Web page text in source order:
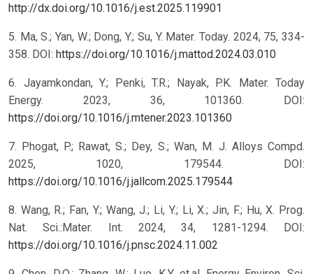
http://dx.doi.org/10.1016/j.est.2025.119901
5. Ma, S.; Yan, W.; Dong, Y.; Su, Y. Mater. Today. 2024, 75, 334-
358. DOI: https://doi.org/10.1016/j.mattod.2024.03.010
6. Jayamkondan, Y.; Penki, T.R.; Nayak, P.K. Mater. Today
Energy. 2023, 36, 101360. DOI:
https://doi.org/10.1016/j.mtener.2023.101360
7. Phogat, P.; Rawat, S.; Dey, S.; Wan, M. J. Alloys Compd.
2025, 1020, 179544. DOI:
https://doi.org/10.1016/j.jallcom.2025.179544
8. Wang, R.; Fan, Y.; Wang, J.; Li, Y.; Li, X.; Jin, F.; Hu, X. Prog.
Nat. Sci.:Mater. Int. 2024, 34, 1281-1294. DOI:
https://doi.org/10.1016/j.pnsc.2024.11.002